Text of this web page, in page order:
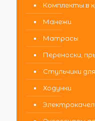
Комплекты в
Манежи
Матрасы
Переноски,
Стульчики
Ходунки